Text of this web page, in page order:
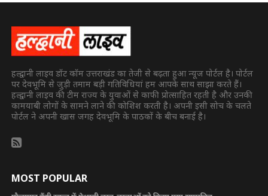
हल्द्वानी लाइव डॉट कॉम उत्तराखंड का तेजी से बढ़ता हुआ न्यूज पोर्टल है। पोर्टल
पर देवभूमि से जुड़ी तमाम बड़ी गतिविधियां हम आपके साथ साझा करते हैं।
हल्द्वानी लाइव की टीम राज्य के युवाओं से काफी प्रोत्साहित रहती है और उनकी
कामयाबी लोगों के सामने लाने की कोशिश करती है। अपनी इसी सोच के चलते
पोर्टल ने अपनी खास जगह देवभूमि के पाठकों के बीच बनाई है।
MOST POPULAR